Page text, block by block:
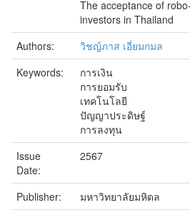
The acceptance of
investors in Thailand
Authors:
วิชญ์ภาส เอี่ยมกมล
Keywords:
การเงิน
การยอมรับ
เทคโนโลยี
ปัญญาประดิษฐ์
การลงทุน
Issue
Date:
2567
Publisher:
มหาวิทยาลัยมหิดล